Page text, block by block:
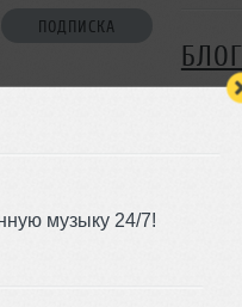
музыку 24/7!
ПОДПИСКА
БЛОГ